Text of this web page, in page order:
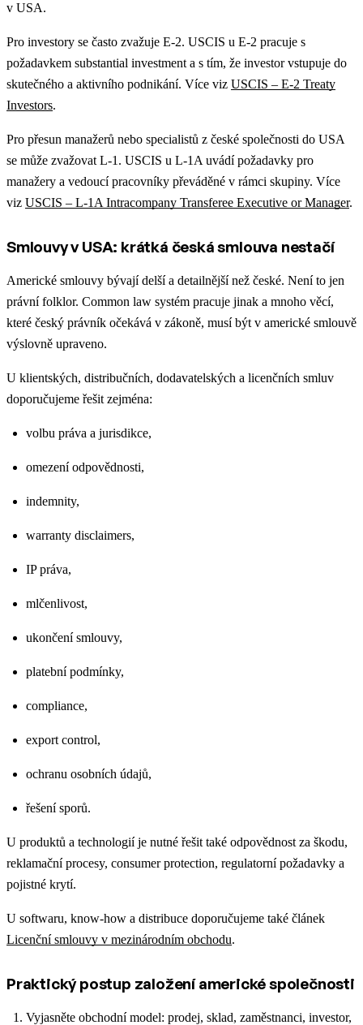
v USA.
Pro investory se často zvažuje E-2. USCIS u E-2 pracuje s
požadavkem substantial investment a s tím, že investor vstupuje do
skutečného a aktivního podnikání. Více viz USCIS – E-2 Treaty
Investors.
Pro přesun manažerů nebo specialistů z české společnosti do USA
se může zvažovat L-1. USCIS u L-1A uvádí požadavky pro
manažery a vedoucí pracovníky převáděné v rámci skupiny. Více
viz USCIS – L-1A Intracompany Transferee Executive or Manager.
Smlouvy v USA: krátká česká smlouva nestačí
Americké smlouvy bývají delší a detailnější než české. Není to jen
právní folklor. Common law systém pracuje jinak a mnoho věcí,
které český právník očekává v zákoně, musí být v americké smlouvě
výslovně upraveno.
U klientských, distribučních, dodavatelských a licenčních smluv
doporučujeme řešit zejména:
volbu práva a jurisdikce,
omezení odpovědnosti,
indemnity,
warranty disclaimers,
IP práva,
mlčenlivost,
ukončení smlouvy,
platební podmínky,
compliance,
export control,
ochranu osobních údajů,
řešení sporů.
U produktů a technologií je nutné řešit také odpovědnost za škodu,
reklamační procesy, consumer protection, regulatorní požadavky a
pojistné krytí.
U softwaru, know-how a distribuce doporučujeme také článek
Licenční smlouvy v mezinárodním obchodu.
Praktický postup založení americké společnosti
Vyjasněte obchodní model: prodej, sklad, zaměstnanci, investor,